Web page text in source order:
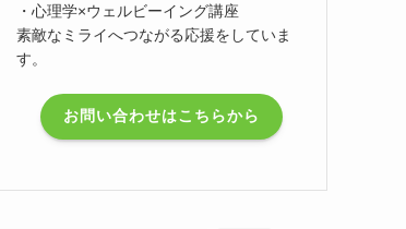
・心理学×ウェルビーイング講座
素敵なミライへつながる応援をしていま
す。
お問い合わせはこちらから